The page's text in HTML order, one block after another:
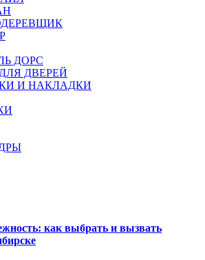
ДОРС
ДВЕРЕЙ
И НАКЛАДКИ
как выбрать и вызвать